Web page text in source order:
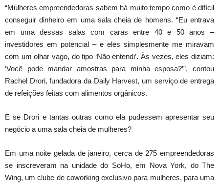
“Mulheres empreendedoras sabem há muito tempo como é difícil
conseguir dinheiro em uma sala cheia de homens. “Eu entrava
em uma dessas salas com caras entre 40 e 50 anos –
investidores em potencial – e eles simplesmente me miravam
com um olhar vago, do tipo ‘Não entendi’. Às vezes, eles diziam:
‘Você pode mandar amostras para minha esposa?’”, contou
Rachel Drori, fundadora da Daily Harvest, um serviço de entrega
de refeições feitas com alimentos orgânicos.
E se Drori e tantas outras como ela pudessem apresentar seu
negócio a uma sala cheia de mulheres?
Em uma noite gelada de janeiro, cerca de 275 empreendedoras
se inscreveram na unidade do SoHo, em Nova York, do The
Wing, um clube de coworking exclusivo para mulheres, para uma